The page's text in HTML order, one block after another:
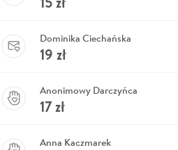
Dominika Ciechańska
19 zł
Anonimowy Darczyńca
17zł
Anna Kaczmarek